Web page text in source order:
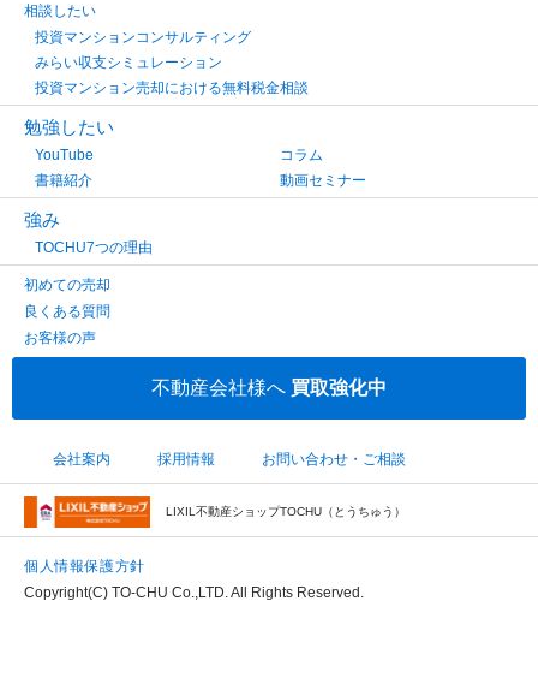
相談したい
投資マンションコンサルティング
みらい収支シミュレーション
投資マンション売却における無料税金相談
勉強したい
YouTube
コラム
書籍紹介
動画セミナー
強み
TOCHU7つの理由
初めての売却
良くある質問
お客様の声
不動産会社様へ 買取強化中
会社案内 採用情報 お問い合わせ・ご相談
LIXIL不動産ショップTOCHU（とうちゅう）
個人情報保護方針
Copyright(C) TO-CHU Co.,LTD. All Rights Reserved.